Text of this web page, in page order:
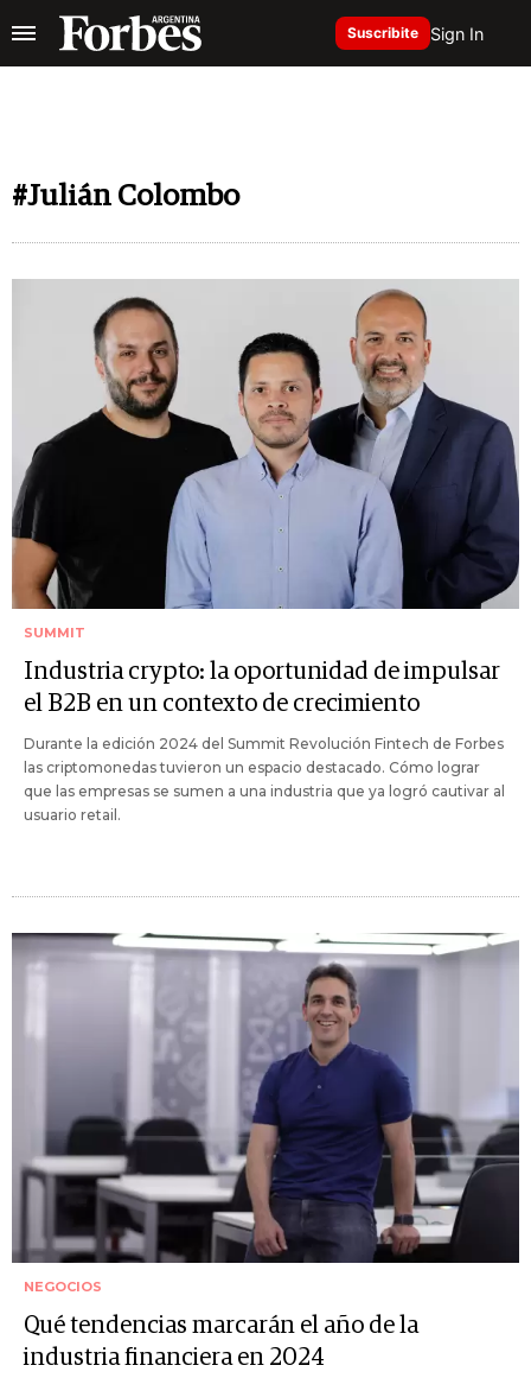
Suscribite Sign In
#Julián Colombo
SUMMIT
Industria crypto: la oportunidad de impulsar
el B2B en un contexto de crecimiento
Durante la edición 2024 del Summit Revolución Fintech de Forbes
las criptomonedas tuvieron un espacio destacado. Cómo lograr
que las empresas se sumen a una industria que ya logró cautivar al
usuario retail.
NEGOCIOS
Qué tendencias marcarán el año de la
industria financiera en 2024